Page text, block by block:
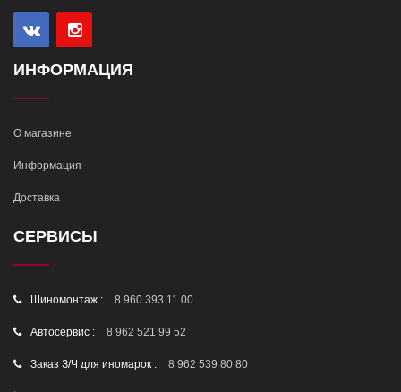
ИНФОРМАЦИЯ
О магазине
Информация
Доставка
СЕРВИСЫ
Шиномонтаж : 8 960 393 11 00
Автосервис : 8 962 521 99 52
Заказ З/Ч для иномарок : 8 962 539 80 80